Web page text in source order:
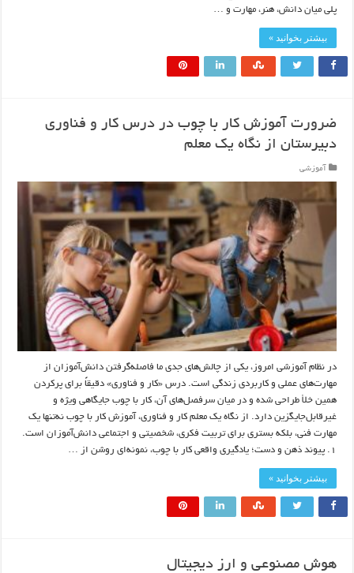
پلی میان دانش، هنر، مهارت و …
بیشتر بخوانید »
ضرورت آموزش کار با چوب در درس کار و فناوری
دبیرستان از نگاه یک معلم
آموزشی
در نظام آموزشی امروز، یکی از چالش‌های جدی ما فاصله‌گرفتن دانش‌آموزان از
مهارت‌های عملی و کاربردی زندگی است. درس «کار و فناوری» دقیقاً برای پرکردن
همین خلأ طراحی شده و در میان سرفصل‌های آن، کار با چوب جایگاهی ویژه و
غیرقابل‌جایگزین دارد. از نگاه یک معلم کار و فناوری، آموزش کار با چوب نه‌تنها یک
مهارت فنی، بلکه بستری برای تربیت فکری، شخصیتی و اجتماعی دانش‌آموزان است.
۱. پیوند ذهن و دست؛ یادگیری واقعی کار با چوب، نمونه‌ای روشن از …
بیشتر بخوانید »
هوش مصنوعی و ارز دیجیتال